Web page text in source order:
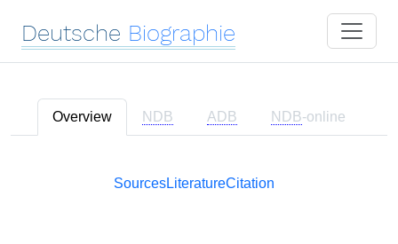
Deutsche Biographie
Overview NDB ADB NDB-online
SourcesLiteratureCitation